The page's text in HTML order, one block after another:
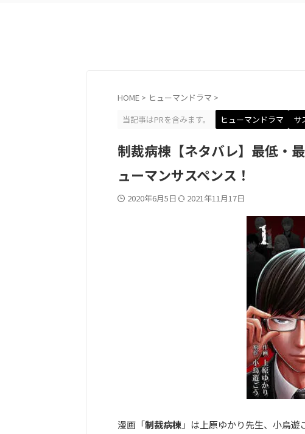
HOME > ヒューマンドラマ >
当記事はPRを含みます。
ヒューマンドラマ サ
制裁病棟【ネタバレ】最低・
ューマンサスペンス！
2020年6月5日 2021年11月17日
漫画「制裁病棟」は上原ゆかり先生、小鳥